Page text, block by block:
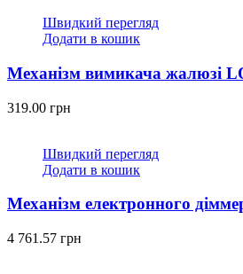
Швидкий перегляд
Додати в кошик
Механізм вимикача жалюзі
319.00 грн
Швидкий перегляд
Додати в кошик
Механізм електронного
4 761.57 грн